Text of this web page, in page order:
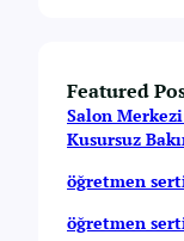
Featured
Salon
Kusursuz
öğretmen
öğretmen